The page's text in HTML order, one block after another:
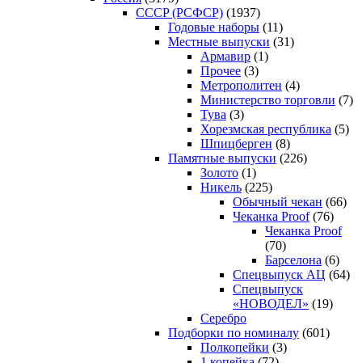
CCCP (РСФСР) (1937)
Годовые наборы (11)
Местные выпуски (31)
Армавир (1)
Прочее (3)
Метрополитен (4)
Министерство торговли (7)
Тува (3)
Хорезмская республика (5)
Шпицберген (8)
Памятные выпуски (226)
Золото (1)
Никель (225)
Обычный чекан (66)
Чеканка Proof(76)
Чеканка Proof
(70)
Барселона (6)
Спецвыпуск АЦ (64)
Спецвыпуск
«НОВОДЕЛ» (19)
Серебро
Подборки по номиналу (601)
Полкопейки (3)